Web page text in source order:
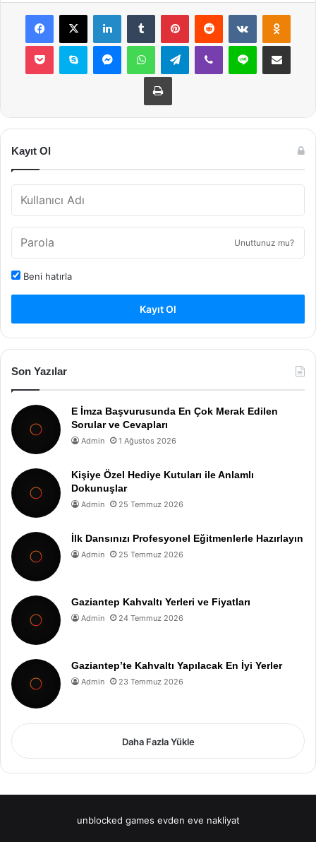
Facebook
X LinkedInTumblr PinterestReddit VKontakte
Pocket Skype MessengerWhatsAppTelegramViber Line E-Posta ile
Yazdır
Kayıt Ol
Unuttunuz mu?
Beni hatırla
Kayıt Ol
Son Yazılar
E İmza Başvurusunda En Çok Merak Edilen
Sorular ve Cevapları
Admin 1 Ağustos 2026
Kişiye Özel Hediye Kutuları ile Anlamlı
Dokunuşlar
Admin 25 Temmuz 2026
İlk Dansınızı Profesyonel Eğitmenlerle Hazırlayın
Admin 25 Temmuz 2026
Gaziantep Kahvaltı Yerleri ve Fiyatları
Admin 24 Temmuz 2026
Gaziantep’te Kahvaltı Yapılacak En İyi Yerler
Admin 23 Temmuz 2026
Daha Fazla Yükle
unblocked games evden eve nakliyat